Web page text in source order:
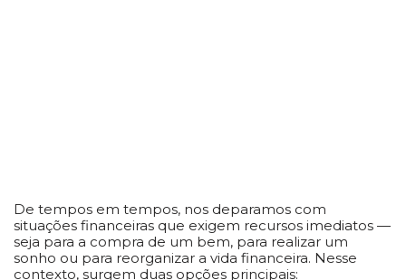
De tempos em tempos, nos deparamos com
situações financeiras que exigem recursos imediatos —
seja para a compra de um bem, para realizar um
sonho ou para reorganizar a vida financeira. Nesse
contexto, surgem duas opções principais: